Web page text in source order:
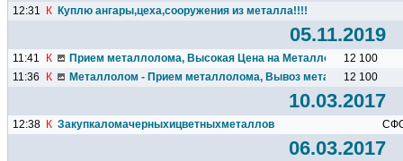
12:31 К Куплю ангары,цеха,сооружения из металла!!!!
05.11.2019
11:41 К Прием металлолома, Высокая Цена на Металлолом.12 100
11:36
К Металлолом - Прием металлолома, Вывоз металлолома,
12 100
10.03.2017
12:38 К Закупкаломачерныхицветныхметаллов
06.03.2017